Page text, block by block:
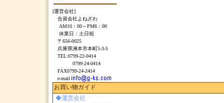
[運営会社]
合資会社よねざわ
AM10：00～PM6：00
休業日：土日祝
〒656-0025
兵庫県洲本市本町5-3-5
TEL:0799-22-0414
0799-24-0414
FAX0799-24-2414
e-mail
お買い物ガイド
◆運営会社